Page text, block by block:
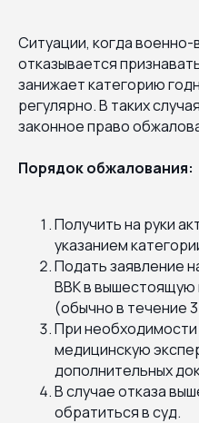
Ситуации, когда
отказывается
занижает категорию
регулярно. В таких
законное право
Порядок обжалования:
Получить на руки
указанием
Подать заявление
ВВК в
(обычно в течение
При
медицинскую
дополнительных
В случае отказа
обратиться в суд.